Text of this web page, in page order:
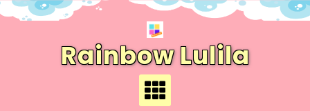
Skip
Rainbow Lulila